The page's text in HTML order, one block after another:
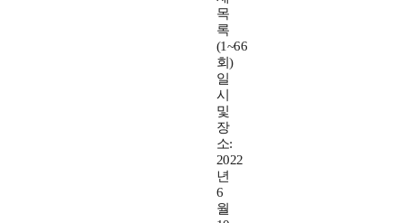
목
록
(1~66
회)
일
시
및
장
소:
2022
년
6
월